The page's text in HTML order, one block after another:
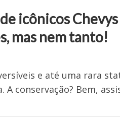
icônicos
mas nem tanto!
e até uma rara
conservação? Bem,